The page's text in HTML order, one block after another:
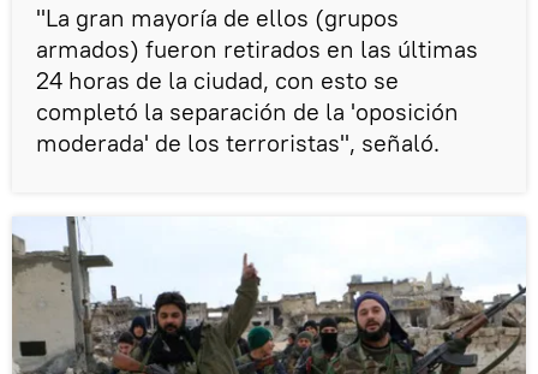
"La gran mayoría de ellos (grupos
armados) fueron retirados en las últimas
24 horas de la ciudad, con esto se
completó la separación de la 'oposición
moderada' de los terroristas", señaló.